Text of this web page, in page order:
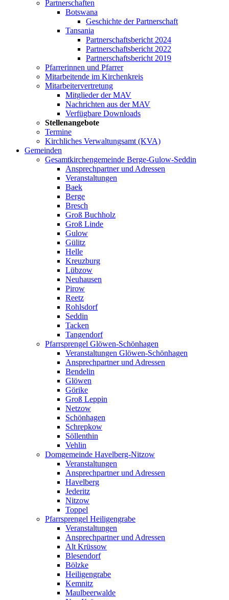
Partnerschaften
Botswana
Geschichte der Partnerschaft
Tansania
Partnerschaftsbericht 2024
Partnerschaftsbericht 2022
Partnerschaftsbericht 2019
Pfarrerinnen und Pfarrer
Mitarbeitende im Kirchenkreis
Mitarbeitervertretung
Mitglieder der MAV
Nachrichten aus der MAV
Verfügbare Downloads
Stellenangebote
Termine
Kirchliches Verwaltungsamt (KVA)
Gemeinden
Gesamtkirchengemeinde Berge-Gulow-Seddin
Ansprechpartner und Adressen
Veranstaltungen
Baek
Berge
Bresch
Groß Buchholz
Groß Linde
Gulow
Gülitz
Helle
Kreuzburg
Lübzow
Neuhausen
Pirow
Reetz
Rohlsdorf
Seddin
Tacken
Tangendorf
Pfarrsprengel Glöwen-Schönhagen
Veranstaltungen Glöwen-Schönhagen
Ansprechpartner und Adressen
Bendelin
Glöwen
Görike
Groß Leppin
Netzow
Schönhagen
Schrepkow
Söllenthin
Vehlin
Domgemeinde Havelberg-Nitzow
Veranstaltungen
Ansprechpartner und Adressen
Havelberg
Jederitz
Nitzow
Toppel
Pfarrsprengel Heiligengrabe
Veranstaltungen
Ansprechpartner und Adressen
Alt Krüssow
Blesendorf
Bölzke
Heiligengrabe
Kemnitz
Maulbeerwalde